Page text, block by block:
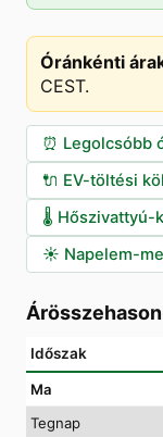
Óránkénti
CEST.
⏰ Legolcsóbb
🔌 EV-töltési
🌡️ Hőszivattyú-
☀️ Napelem-
Időszak
Ma
Tegnap